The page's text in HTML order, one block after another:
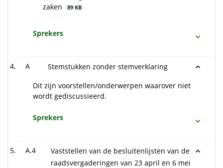
zaken
89 KB
Sprekers
A
Stemstukken zonder stemverklaring
Dit zijn voorstellen/onderwerpen waarover niet
wordt gediscussieerd.
Sprekers
A.4
Vaststellen van de besluitenlijsten van de
raadsvergaderingen van 23 april en 6 mei